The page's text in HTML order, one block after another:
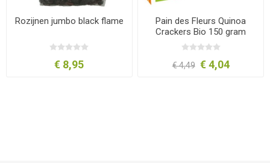
Rozijnen jumbo black flame
€ 8,95
Pain des Fleurs Quinoa
Crackers Bio 150 gram
€ 4,49 € 4,04